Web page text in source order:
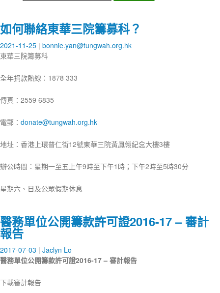
如何聯絡東華三院籌募科？
2021-11-25 bonnie.yan@tungwah.org.hk
東華三院籌募科
全年捐款熱線：1878 333
傳真：2559 6835
電郵： donate@tungwah.org.hk
地址：香港上環普仁街12號東華三院黃鳳翎紀念大樓3樓
辦公時間：星期一至五上午9時至下午1時；下午2時至5時30分
星期六、日及公眾假期休息
醫務單位公開籌款許可證2016-17 – 審計
報告
2017-07-03
Jaclyn Lo
醫務單位公開籌款許可證2016-17 – 審計報告
下載審計報告